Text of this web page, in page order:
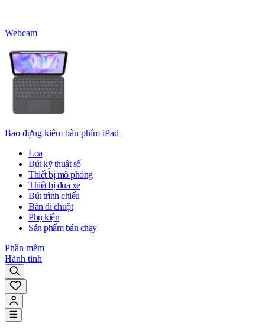
Webcam
Bao đựng kiêm bàn phím iPad
Loa
Bút kỹ thuật số
Thiết bị mô phỏng
Thiết bị đua xe
Bút trình chiếu
Bàn di chuột
Phụ kiện
Sản phẩm bán chạy
Phần mềm
Hành tinh